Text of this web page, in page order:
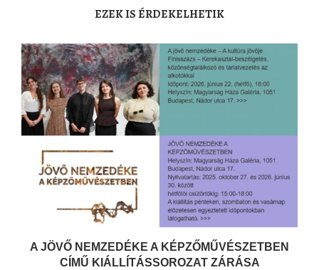
EZEK IS ÉRDEKELHETIK
A JÖVŐ NEMZEDÉKE A KÉPZŐMŰVÉSZETBEN
CÍMŰ KIÁLLÍTÁSSOROZAT ZÁRÁSA